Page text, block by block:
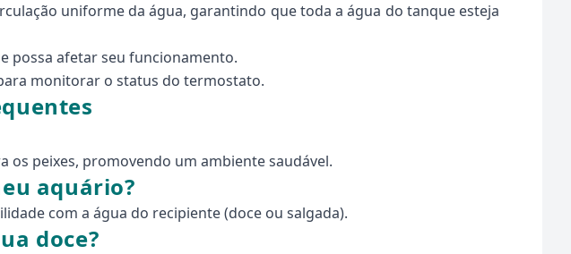
uniforme da água, garantindo que toda a água do tanque esteja
possa afetar seu funcionamento.
monitorar o status do termostato.
peixes, promovendo um ambiente saudável.
aquário?
com a água do recipiente (doce ou salgada).
doce?